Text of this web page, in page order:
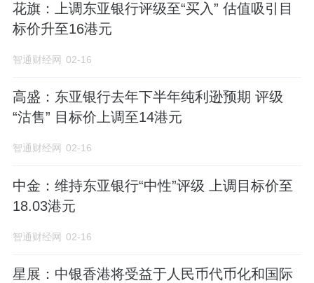
花旗：上调东亚银行评级至“买入” 估值吸引目
标价升至16港元
智通财经网 02-16
高盛：东亚银行去年下半年纯利逊预期 评级
“沽售” 目标价上调至14港元
智通财经网 02-16
中金：维持东亚银行“中性”评级 上调目标价至
18.03港元
智通财经网 02-16
星展：中银香港将受益于人民币代币化和国际